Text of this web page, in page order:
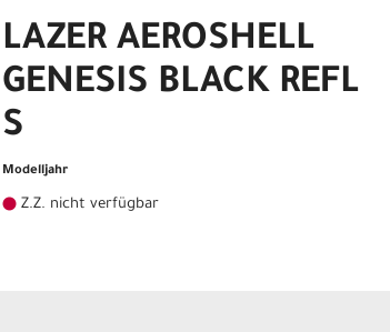
LAZER AEROSHELL
GENESIS BLACK REFL
S
Modelljahr
Z.Z. nicht verfügbar